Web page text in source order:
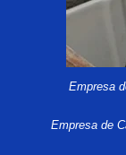
Empresa
Empresa de